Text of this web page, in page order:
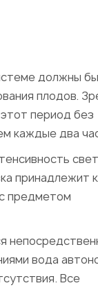
должны
плодов.
период без
каждые два
принадлежит
предметом
вода
Все